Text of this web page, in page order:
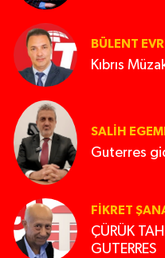
BÜLENT
Kıbrıs
SALIH
Guterres
FIKRET
ÇÜRÜK
GUTERRES